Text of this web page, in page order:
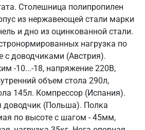
Столешница полипропилен
из нержавеющей стали марки
и дно из оцинкованной стали.
нагрузка по
с доводчиками (Австрия).
-10...-18, напряжение 220В,
объем стола 290л,
145л. Компрессор (Испания).
доводчик (Польша). Полка
по высоте с шагом - 45мм,